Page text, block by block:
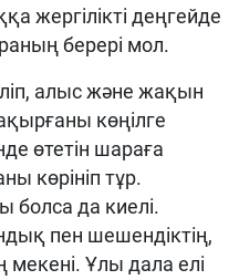
жергілікті деңгейде
берері мол.
алыс және жақын
көңілге
өтетін шараға
көрініп тұр.
болса да киелі.
пен шешендіктің,
Ұлы дала елі